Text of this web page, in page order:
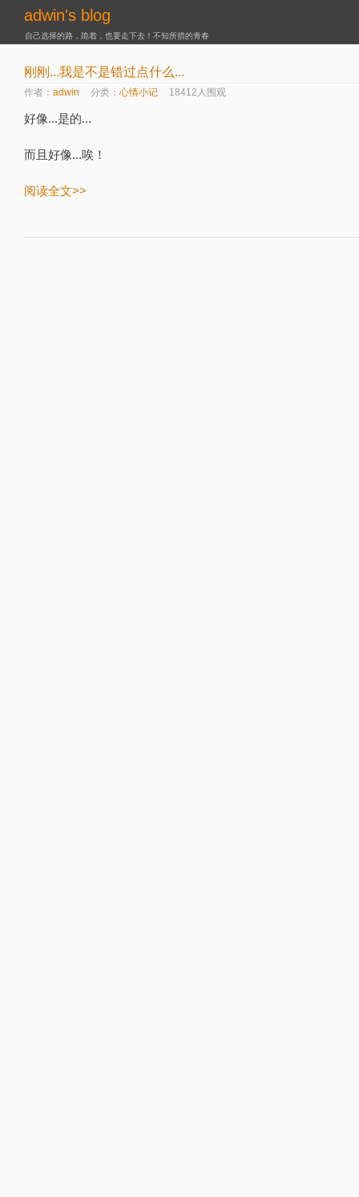
adwin's blog
自己选择的路，跪着，也要走下去！不知所措的青春
刚刚...我是不是错过点什么...
作者： adwin 分类： 心情小记 18412人围观
好像...是的...
而且好像...唉！
阅读全文>>